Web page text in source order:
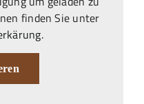
finden Sie unter
.